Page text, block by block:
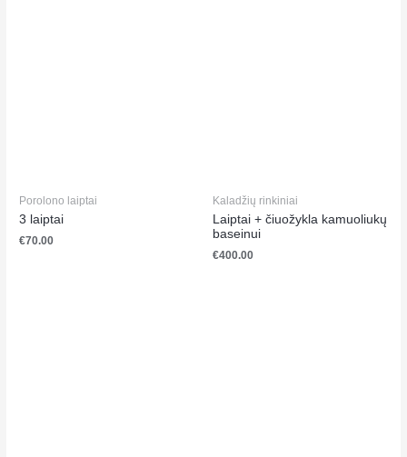
Porolono laiptai
3 laiptai
€70.00
Kaladžių rinkiniai
Laiptai + čiuožykla
kamuoliukų baseinui
€400.00